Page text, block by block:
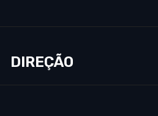
DIREÇÃO